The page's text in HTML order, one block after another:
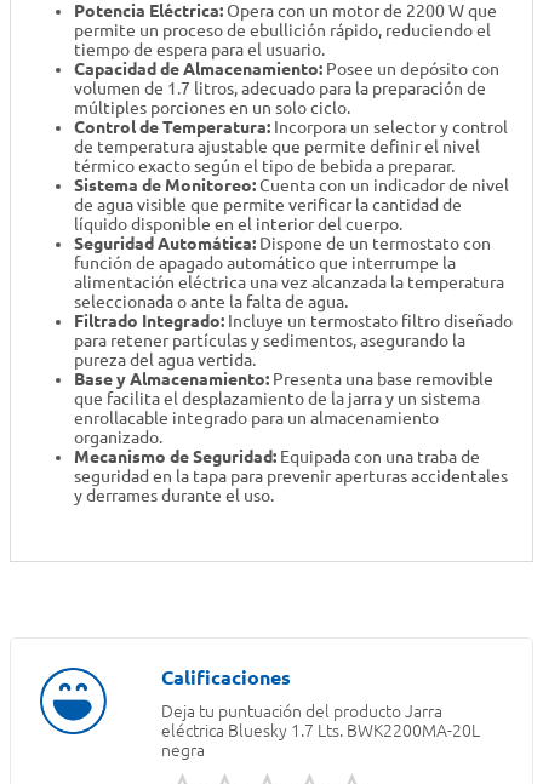
Potencia Eléctrica:Opera con un motor de 2200 W que
permite un proceso de ebullición rápido, reduciendo el
tiempo de espera para el usuario.
Capacidad de Almacenamiento: Posee un depósito con
volumen de 1.7 litros, adecuado para la preparación de
múltiples porciones en un solo ciclo.
Control de Temperatura: Incorpora un selector y control
de temperatura ajustable que permite definir el nivel
térmico exacto según el tipo de bebida a preparar.
Sistema de Monitoreo:Cuenta con un indicador de nivel
de agua visible que permite verificar la cantidad de
líquido disponible en el interior del cuerpo.
Seguridad Automática: Dispone de un termostato con
función de apagado automático que interrumpe la
alimentación eléctrica una vez alcanzada la temperatura
seleccionada o ante la falta de agua.
Filtrado Integrado: Incluye un termostato filtro diseñado
para retener partículas y sedimentos, asegurando la
pureza del agua vertida.
Base y Almacenamiento: Presenta una base removible
que facilita el desplazamiento de la jarra y un sistema
enrollacable integrado para un almacenamiento
organizado.
Mecanismo de Seguridad: Equipada con una traba de
seguridad en la tapa para prevenir aperturas accidentales
y derrames durante el uso.
Deja tu puntuación del producto Jarra
eléctrica Bluesky 1.7 Lts. BWK2200MA-20L
negra